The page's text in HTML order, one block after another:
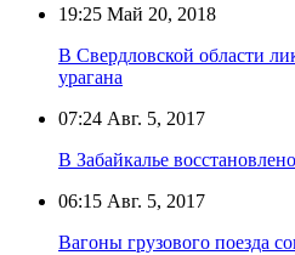
19:25 Май 20, 2018
В Свердловской области
урагана
07:24 Авг. 5, 2017
В Забайкалье
06:15 Авг. 5, 2017
Вагоны грузового поезда